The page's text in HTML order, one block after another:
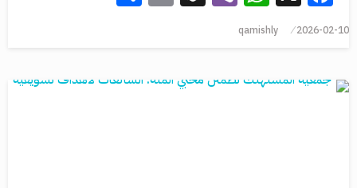
2026-02-10
qamishly